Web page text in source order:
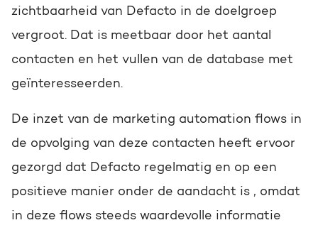
zichtbaarheid van Defacto in de doelgroep
vergroot. Dat is meetbaar door het aantal
contacten en het vullen van de database met
geïnteresseerden.
De inzet van de marketing automation flows in
de opvolging van deze contacten heeft ervoor
gezorgd dat Defacto regelmatig en op een
positieve manier onder de aandacht is , omdat
in deze flows steeds waardevolle informatie